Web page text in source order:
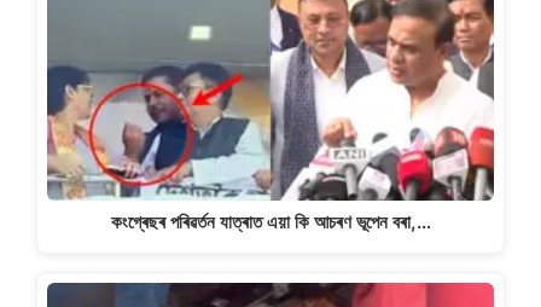
কংগ্ৰেছৰ পৰিৱৰ্তন যাত্ৰাত এয়া কি আচৰণ ভূপেন বৰা,…